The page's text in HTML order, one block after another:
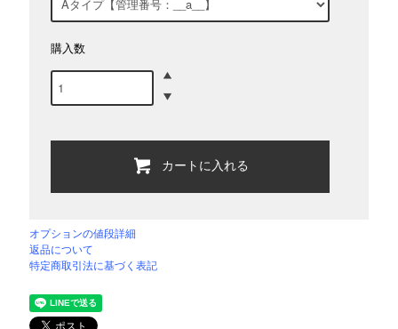
購入数
カートに入れる
オプションの値段詳細
返品について
特定商取引法に基づく表記